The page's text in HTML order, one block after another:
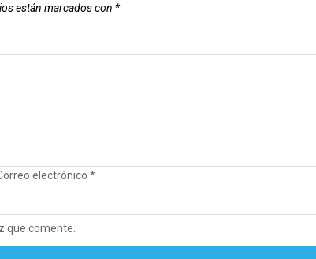
están marcados con *
electrónico *
que comente.